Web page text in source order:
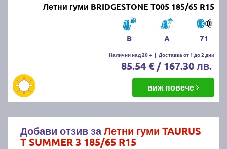
Летни гуми BRIDGESTONE T005 185/65 R15
B A 71
Налични над 20 + | Доставка от 1 до 2 дни
85.54 € / 167.30 лв.
виж повече
Добави отзив заЛетни гуми TAURUS
T SUMMER 3 185/65 R15